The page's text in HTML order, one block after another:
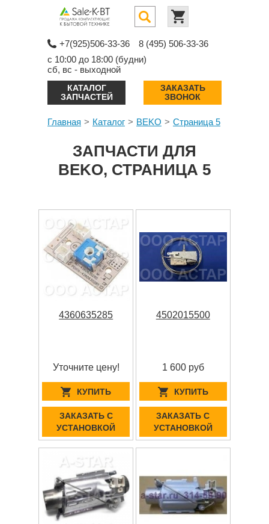
+7(925)506-33-36
8 (495) 506-33-36
с 10:00 до 18:00 (будни)
сб, вс - выходной
КАТАЛОГ
ЗАПЧАСТЕЙ
ЗАКАЗАТЬ
ЗВОНОК
Главная Каталог BEKO Страница 5
ЗАПЧАСТИ ДЛЯ
BEKO, СТРАНИЦА 5
4360635285
Уточните цену!
КУПИТЬ
ЗАКАЗАТЬ С
УСТАНОВКОЙ
4502015500
1 600 руб
КУПИТЬ
ЗАКАЗАТЬ С
УСТАНОВКОЙ